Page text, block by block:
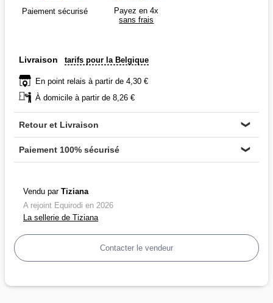
Paiement sécurisé
Payez en 4x
sans frais
Livraison tarifs pour la Belgique
En point relais à partir de 4,30 €
À domicile à partir de 8,26 €
Retour et Livraison ❯
Paiement 100% sécurisé ❯
Vendu par Tiziana
A rejoint Equirodi en 2026
La sellerie de Tiziana
Contacter le vendeur